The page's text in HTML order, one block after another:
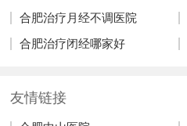
合肥治疗月经不调医院
合肥治疗闭经哪家好
友情链接